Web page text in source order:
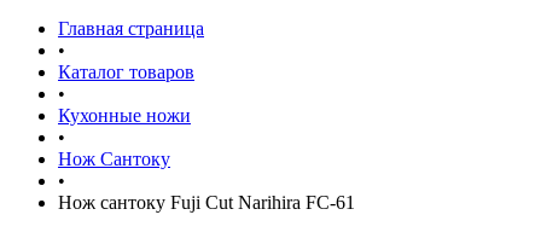
Главная страница
•
Каталог товаров
•
Кухонные ножи
•
Нож Сантоку
•
Нож сантоку Fuji Cut Narihira FC-61